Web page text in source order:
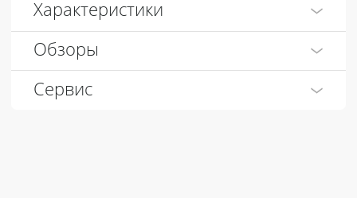
Характеристики
Обзоры
Сервис